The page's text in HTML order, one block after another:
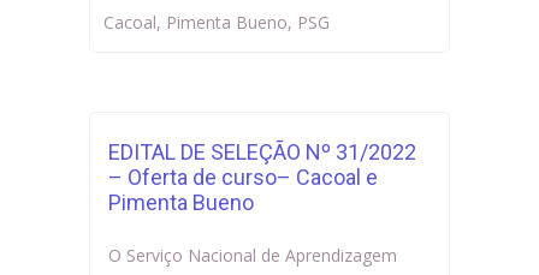
Cacoal, Pimenta Bueno, PSG
EDITAL DE SELEÇÃO Nº 31/2022
– Oferta de curso– Cacoal e
Pimenta Bueno
O Serviço Nacional de Aprendizagem